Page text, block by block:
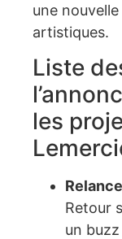
une
artistiques.
Liste
les
Retour
un